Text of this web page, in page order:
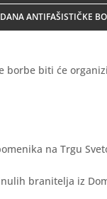
ANTIFAŠISTIČKE
borbe biti će
na Trgu
branitelja iz